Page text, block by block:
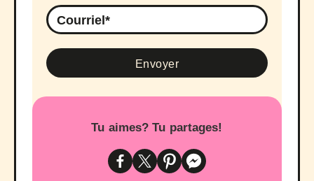
Tu aimes? Tu partages!